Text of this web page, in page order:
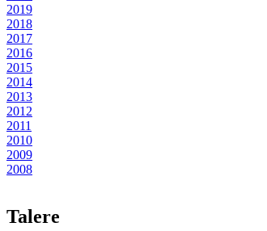
2019
2018
2017
2016
2015
2014
2013
2012
2011
2010
2009
2008
Talere